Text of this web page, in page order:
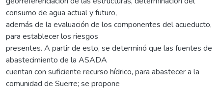
consumo de agua actual y futuro,
además de la evaluación de los componentes del acueducto,
para establecer los riesgos
presentes. A partir de esto, se determinó que las fuentes de
abastecimiento de la ASADA
cuentan con suficiente recurso hídrico, para abastecer a la
comunidad de Suerre; se propone